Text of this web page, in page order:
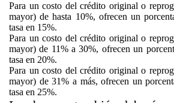
Para un costo del crédito original o
mayor) de hasta 10%, ofrecen un
tasa en 15%.
Para un costo del crédito original o
mayor) de 11% a 30%, ofrecen un
tasa en 20%.
Para un costo del crédito original o
mayor) de 31% a más, ofrecen un
tasa en 25%.